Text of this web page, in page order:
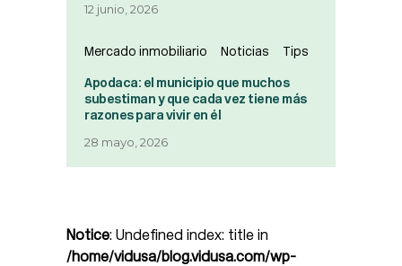
12 junio, 2026
Mercado inmobiliario Noticias Tips
Apodaca: el municipio que muchos
subestiman y que cada vez tiene más
razones para vivir en él
28 mayo, 2026
Notice: Undefined index: title in
/home/vidusa/blog.vidusa.com/wp-